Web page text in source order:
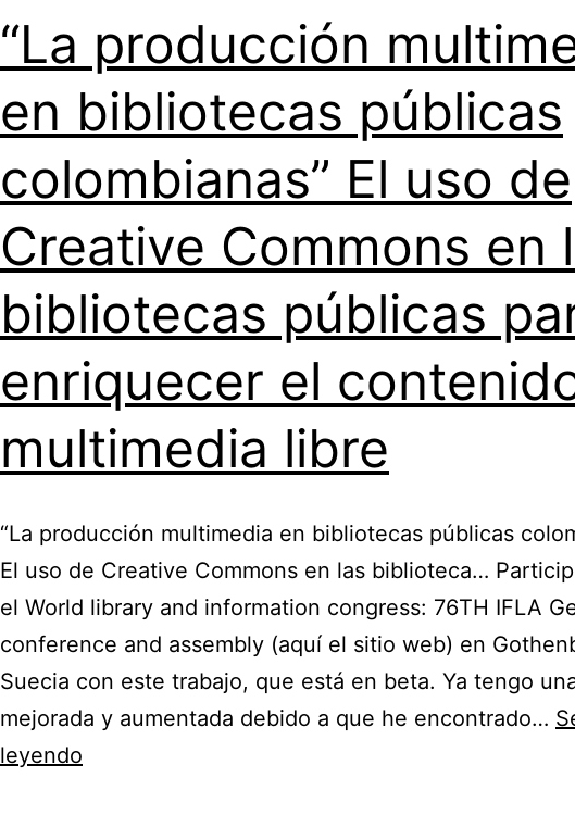
“La producción
en bibliotecas públicas
colombianas” El uso de
Creative Commons en
bibliotecas públicas
enriquecer el
multimedia libre
“La producción multimedia en bibliotecas públicas
El uso de Creative Commons en las biblioteca…
el World library and information congress: 76TH IFLA
conference and assembly (aquí el sitio web) en
Suecia con este trabajo, que está en beta. Ya tengo
mejorada y aumentada debido a que he encontrado…
leyendo